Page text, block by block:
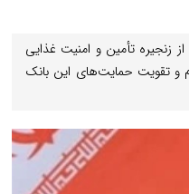
زنجیره تأمین و امنیت غذایی
و تقویت حمایت‌های این بانک